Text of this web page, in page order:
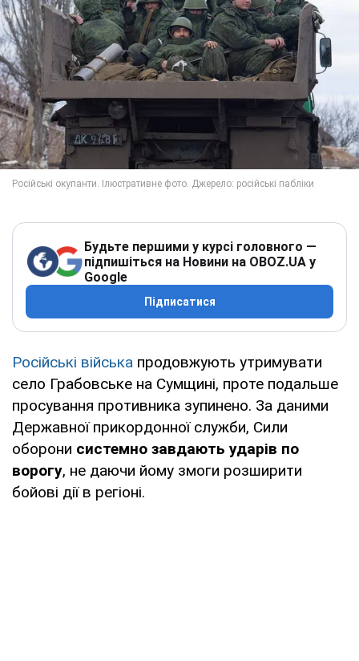
Будьте першими у курсі головного —
підпишіться на Новини на OBOZ.UA у
Google
Підписатися
Російські війська продовжують утримувати
село Грабовське на Сумщині, проте подальше
просування противника зупинено. За даними
Державної прикордонної служби, Сили
оборони системно завдають ударів по
ворогу, не даючи йому змоги розширити
бойові дії в регіоні.